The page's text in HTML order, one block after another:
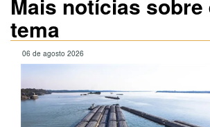
Mais notícias sobre
tema
06 de agosto 2026